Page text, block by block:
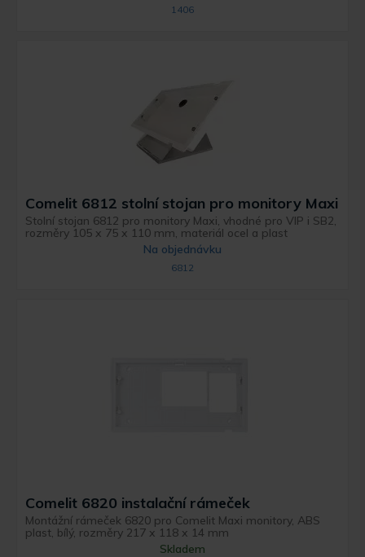
1406
Comelit 6812 stolní stojan pro monitory Maxi
Stolní stojan 6812 pro monitory Maxi, vhodné pro VIP i SB2,
rozměry 105 x 75 x 110 mm, materiál ocel a plast
Na objednávku
6812
Comelit 6820 instalační rámeček
Montážní rámeček 6820 pro Comelit Maxi monitory, ABS
plast, bílý, rozměry 217 x 118 x 14 mm
Skladem